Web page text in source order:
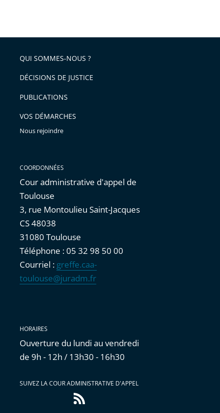
arriver
après
l'article
pour
avant
QUI SOMMES-NOUS ?
DÉCISIONS DE JUSTICE
PUBLICATIONS
VOS DÉMARCHES
Nous rejoindre
COORDONNÉES
Cour administrative d'appel de
Toulouse
3, rue Montoulieu Saint-Jacques
CS 48038
31080 Toulouse
Téléphone : 05 32 98 50 00
Courriel : greffe.caa-
toulouse@juradm.fr
HORAIRES
Ouverture du lundi au vendredi
de 9h - 12h / 13h30 - 16h30
SUIVEZ LA COUR ADMINISTRATIVE D'APPEL
Flux
RSS